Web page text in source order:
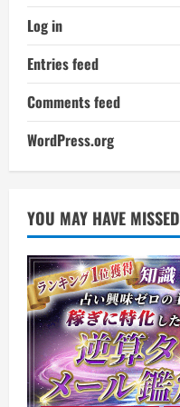
Log in
Entries feed
Comments feed
WordPress.org
YOU MAY HAVE MISSED